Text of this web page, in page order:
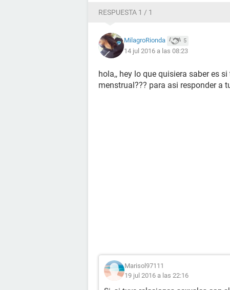
RESPUESTA 1 / 1
MilagroRionda 5
14 jul 2016 a las 08:23
hola,, hey lo que quisiera saber es
menstrual??? para asi responder a
Marisol97111
19 jul 2016 a las 22:16